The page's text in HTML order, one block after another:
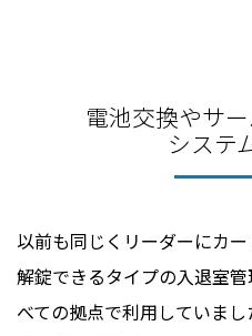
電池交換やサ
システ
以前も同じくリーダーにカ
解錠できるタイプの入退室
べての拠点で利用していま